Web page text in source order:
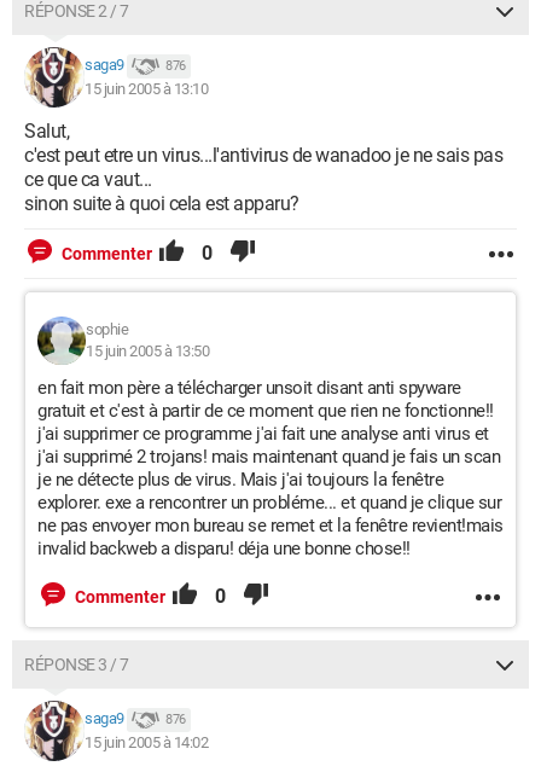
RÉPONSE 2 / 7
saga9 876
15 juin 2005 à 13:10
Salut,
c'est peut etre un virus...l'antivirus de wanadoo je ne sais pas
ce que ca vaut...
sinon suite à quoi cela est apparu?
Commenter 0
sophie
15 juin 2005 à 13:50
en fait mon père a télécharger unsoit disant anti spyware
gratuit et c'est à partir de ce moment que rien ne fonctionne!!
j'ai supprimer ce programme j'ai fait une analyse anti virus et
j'ai supprimé 2 trojans! mais maintenant quand je fais un scan
je ne détecte plus de virus. Mais j'ai toujours la fenêtre
explorer. exe a rencontrer un probléme... et quand je clique sur
ne pas envoyer mon bureau se remet et la fenêtre revient!mais
invalid backweb a disparu! déja une bonne chose!!
Commenter 0
RÉPONSE 3 / 7
saga9 876
15 juin 2005 à 14:02